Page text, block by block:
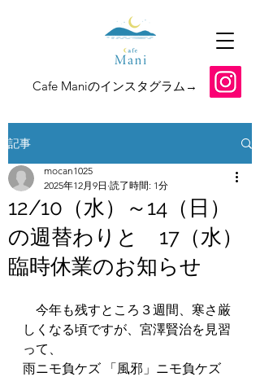
​Cafe Maniのインスタグラム→
記事
12/10（水）～14（日）
の週替わりと 17（水）
臨時休業のお知らせ
mocan1025
2025年12月9日 読了時間: 1分
今年も残すところ３週間、寒さ厳
しくなる頃ですが、宮澤賢治を見習
って、
雨ニモ負ケズ 「風邪」ニモ負ケズ